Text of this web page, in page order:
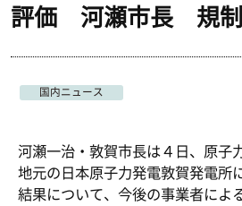
評価 河瀬市長 規制
国内ニュース
河瀬一治・敦賀市長は４日、原子
地元の日本原子力発電敦賀発電所
結果について、今後の事業者によ